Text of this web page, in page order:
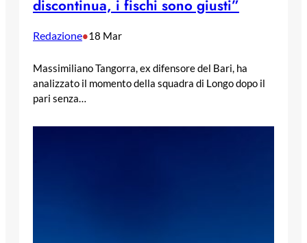
discontinua, i fischi sono giusti”
Redazione•18 Mar
Massimiliano Tangorra, ex difensore del Bari, ha
analizzato il momento della squadra di Longo dopo il
pari senza…